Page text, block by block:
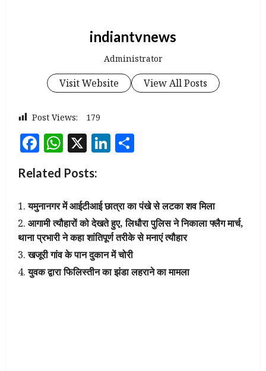
indiantvnews
Administrator
Visit Website View All Posts
Post Views: 179
Facebook
WhatsApp
X LinkedIn
Related Posts:
यमुनानगर में आईटीआई छात्रा का पंखे से लटका शव मिला
आगामी त्यौहारों को देखते हुए, लिधौरा पुलिस ने निकाला फ्लैग मार्च,
थाना प्रभारी ने कहा शांतिपूर्ण तरीके से मनाएं त्यौहार
खजूरी गांव के पान दुकान में चोरी
युवक द्वारा फिलिस्तीन का झंडा लहराने का मामला